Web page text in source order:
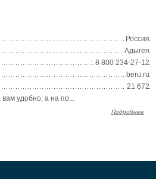
Россия
Адыгея
: 8 800 234‑27‑12
beru.ru
21 672
удобно, а на по...
Подробнее